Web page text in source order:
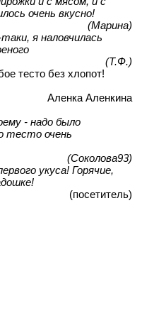
очень вкусно!
(Марина)
я наловчилась
(Т.Ф.)
тесто без хлопот!
Аленка Аленкина
- надо было
тесто очень
(Соколова93)
укуса! Горячие,
(посетитель)